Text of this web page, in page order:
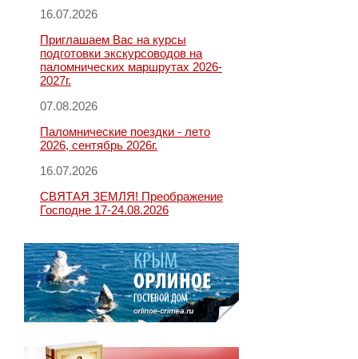
16.07.2026
Приглашаем Вас на курсы
подготовки экскурсоводов на
паломнических маршрутах 2026-
2027г.
07.08.2026
Паломнические поездки - лето
2026, сентябрь 2026г.
16.07.2026
СВЯТАЯ ЗЕМЛЯ! Преображение
Господне 17-24.08.2026